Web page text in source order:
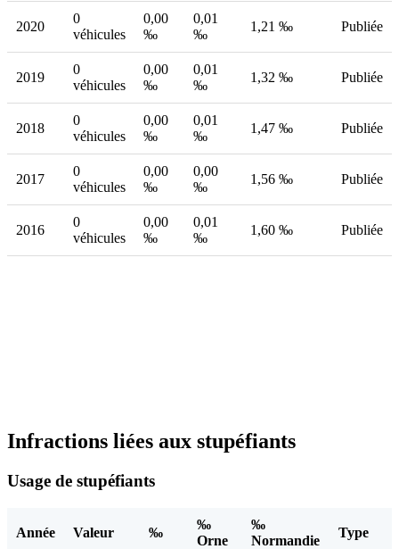
2020
0
véhicules
0,00
‰
0,01
‰
1,21 ‰ Publiée
2019
0
véhicules
0,00
‰
0,01
‰
1,32 ‰ Publiée
2018
0
véhicules
0,00
‰
0,01
‰
1,47 ‰ Publiée
2017
0
véhicules
0,00
‰
0,00
‰
1,56 ‰ Publiée
2016
0
véhicules
0,00
‰
0,01
‰
1,60 ‰ Publiée
Infractions liées aux stupéfiants
Usage de stupéfiants
Année Valeur ‰
‰
Orne
‰
Normandie
Type